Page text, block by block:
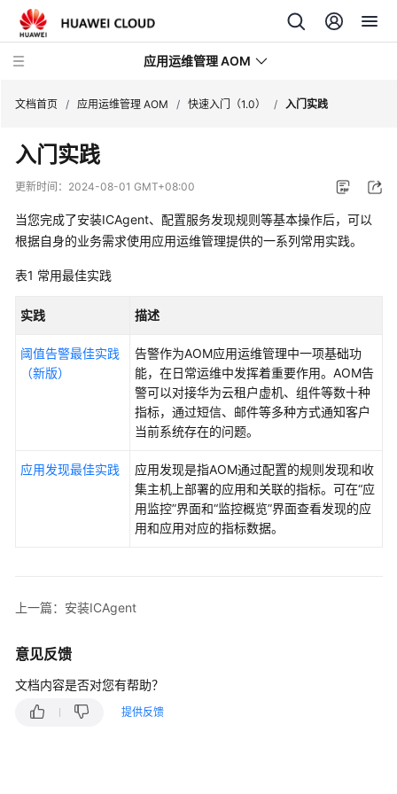
应用运维管理 AOM
最
新
态
品
绍
计
费
速
南
最
佳
实
践
文档首页 / 应用运维管理 AOM / 快速入门（1.0） / 入门实践
入门实践
更新时间： 2024-08-01 GMT+08:00
当您完成了安装ICAgent、配置服务发现规则等基本操作后，可以
根据自身的业务需求使用应用运维管理提供的一系列常用实践。
表1 常用最佳实践
实践 描述
阈值告警最佳实践
（新版）
告警作为AOM应用运维管理中一项基础功
能，在日常运维中发挥着重要作用。AOM告
警可以对接华为云租户虚机、组件等数十种
指标，通过短信、邮件等多种方式通知客户
当前系统存在的问题。
应用发现最佳实践
应用发现是指AOM通过配置的规则发现和收
集主机上部署的应用和关联的指标。可在“应
用监控”界面和“监控概览”界面查看发现的应
用和应用对应的指标数据。
上一篇：安装ICAgent
意见反馈
文档内容是否对您有帮助？
提供反馈